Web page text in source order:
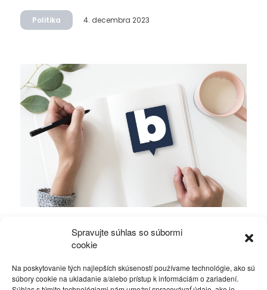
Spravujte súhlas so súbormi
cookie
Na poskytovanie tých najlepších skúseností používame technológie, ako sú
súbory cookie na ukladanie a/alebo prístup k informáciám o zariadení.
Politika 4. decembra 2023
Gerasimovom?
Politika 4. decembra 2023